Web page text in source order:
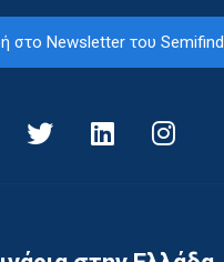
στο Newsletter του Semifind